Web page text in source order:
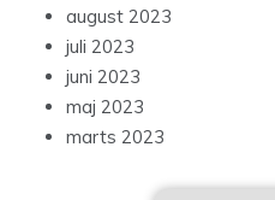
august 2023
juli 2023
juni 2023
maj 2023
marts 2023